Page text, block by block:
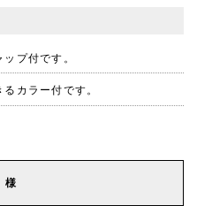
プ付です。
カラー付です。